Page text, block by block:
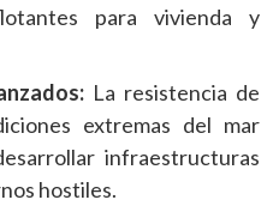
para vivienda y
La resistencia de
extremas del mar
infraestructuras
hostiles.